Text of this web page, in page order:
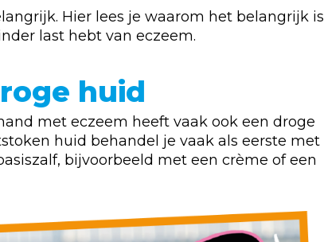
Hier lees je waarom het belangrijk is
last hebt van eczeem.
huid
met eczeem heeft vaak ook een droge
huid behandel je vaak als eerste met
bijvoorbeeld met een crème of een